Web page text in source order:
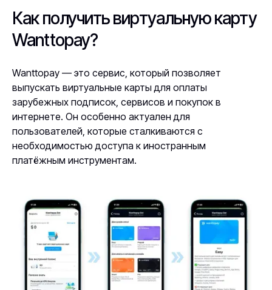
Как получить виртуальную карту
Wanttopay?
Wanttopay — это сервис, который позволяет
выпускать виртуальные карты для оплаты
зарубежных подписок, сервисов и покупок в
интернете. Он особенно актуален для
пользователей, которые сталкиваются с
необходимостью доступа к иностранным
платёжным инструментам.